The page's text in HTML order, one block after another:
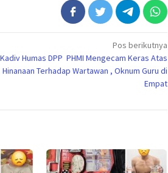
Pos berikutnya
Kadiv Humas DPP PHMI Mengecam Keras Atas
Hinanaan Terhadap Wartawan , Oknum Guru di
Empat